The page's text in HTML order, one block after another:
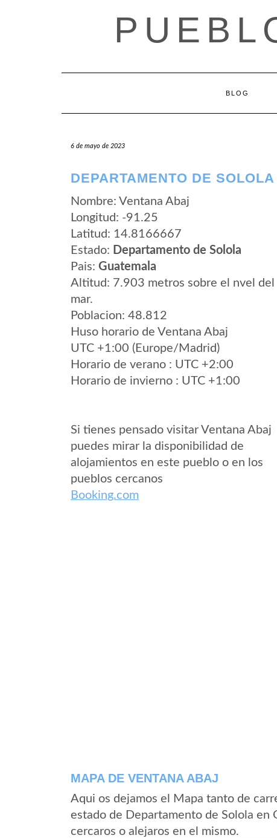
BLOG
6 de mayo de 2023
DEPARTAMENTO DE
Nombre: Ventana Abaj
Longitud: -91.25
Latitud: 14.8166667
Estado: Departamento de Solola
Pais: Guatemala
Altitud: 7.903 metros sobre el nvel del
mar.
Poblacion: 48.812
Huso horario de Ventana Abaj
UTC +1:00 (Europe/Madrid)
Horario de verano : UTC +2:00
Horario de invierno : UTC +1:00
Si tienes pensado visitar Ventana Abaj
puedes mirar la disponibilidad de
alojamientos en este pueblo o en los
pueblos cercanos
Booking.com
MAPA DE VENTANA ABAJ
Aqui os dejamos el Mapa tanto de
estado de Departamento de Solola en
cercaros o alejaros en el mismo.